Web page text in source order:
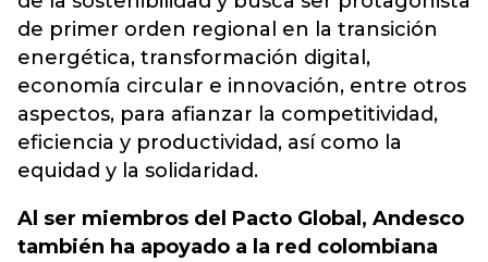
de primer orden regional en la transición
energética, transformación digital,
economía circular e innovación, entre otros
aspectos, para afianzar la competitividad,
eficiencia y productividad, así como la
equidad y la solidaridad.
Al ser miembros del Pacto Global, Andesco
también ha apoyado a la red colombiana